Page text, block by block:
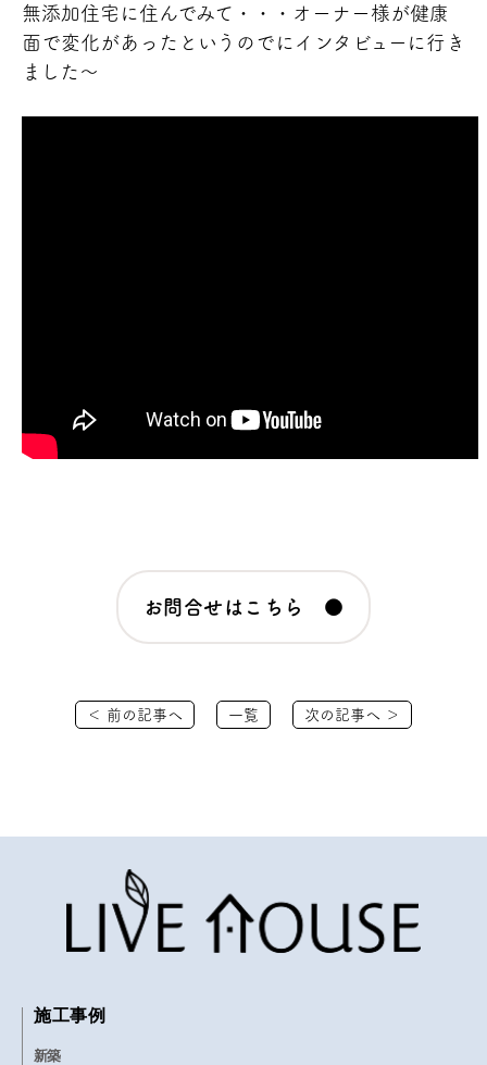
無添加住宅に住んでみて・・・オーナー様が健康
面で変化があったというのでにインタビューに行き
ました～
お問合せはこちら ●
＜ 前の記事へ 一覧 次の記事へ ＞
施工事例
新築